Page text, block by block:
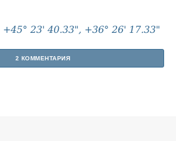
+45° 23' 40.33", +36° 26' 17.33"
2 КОММЕНТАРИЯ